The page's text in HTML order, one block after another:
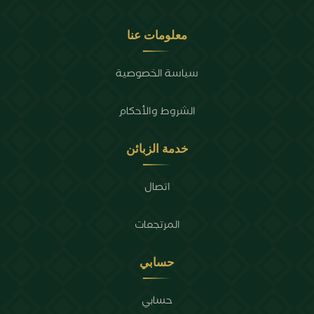
معلومات عنا
سياسة الخصوصية
الشروط والأحكام
خدمة الزبائن
اتصال
المرتجعات
حسابي
حسابي